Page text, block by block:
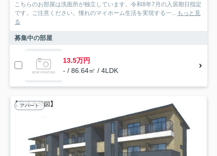
こちらのお部屋は洗面所が独立しています。令和8年7月の入居期日指定
です。ご注意ください。憧れのマイホーム生活を実現する一...
もっと見
る
募集中の部屋
13.5万円
- / 86.64㎡ / 4LDK
アパート